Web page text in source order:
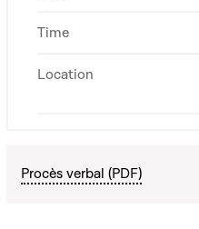
Time
Location
Procès verbal (PDF)